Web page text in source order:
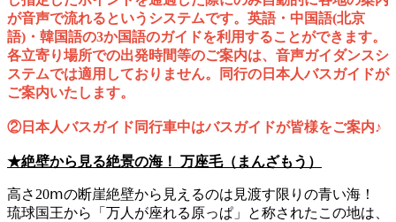
が音声で流れるというシステムです。英語・中国語(北京
語)・韓国語の3か国語のガイドを利用することができます。
各立寄り場所での出発時間等のご案内は、音声ガイダンスシ
ステムでは適用しておりません。同行の日本人バスガイドが
ご案内いたします。
②日本人バスガイド同行車中はバスガイドが皆様をご案内♪
★絶壁から見る絶景の海！ 万座毛（まんざもう）
高さ20ⅿの断崖絶壁から見えるのは見渡す限りの青い海！
琉球国王から「万人が座れる原っぱ」と称されたこの地は、